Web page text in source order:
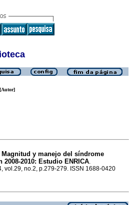
Magnitud y manejo del síndrome
2008-2010: Estudio ENRICA.
vol.29, no.2, p.279-279. ISSN 1688-0420